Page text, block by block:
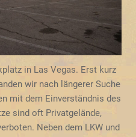
in Las Vegas. Erst kurz
wir nach längerer Suche
mit dem Einverständnis des
sind oft Privatgelände,
Neben dem LKW und